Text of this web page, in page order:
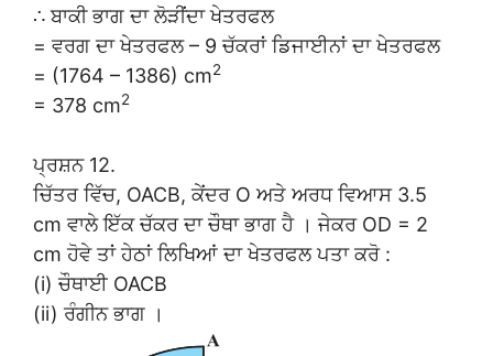
∴ ਬਾਕੀ ਭਾਗ ਦਾ ਲੋੜੀਂਦਾ ਖੇਤਰਫਲ
= ਵਰਗ ਦਾ ਖੇਤਰਫਲ – 9 ਚੱਕਰਾਂ ਡਿਜਾਈਨਾਂ ਦਾ ਖੇਤਰਫਲ
= (1764 – 1386) cm2
= 378 cm2
ਪ੍ਰਸ਼ਨ 12.
ਚਿੱਤਰ ਵਿੱਚ, OACB, ਕੇਂਦਰ O ਅਤੇ ਅਰਧ ਵਿਆਸ 3.5
cm ਵਾਲੇ ਇੱਕ ਚੱਕਰ ਦਾ ਚੌਥਾ ਭਾਗ ਹੈ । ਜੇਕਰ OD = 2
cm ਹੋਵੇ ਤਾਂ ਹੇਠਾਂ ਲਿਖਿਆਂ ਦਾ ਖੇਤਰਫਲ ਪਤਾ ਕਰੋ :
(i) ਚੌਥਾਈ OACB
(ii) ਰੰਗੀਨ ਭਾਗ ।